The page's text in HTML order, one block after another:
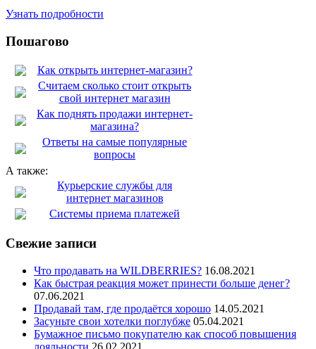
Узнать подробности
Пошагово
Как открыть интернет-магазин?
Считаем сколько стоит открыть
свой интернет магазин
Как поднять продажи интернет-
магазина?
Ответы на самые популярные
вопросы
А также:
Курьерские службы для
интернет магазинов
Системы приема платежей
Свежие записи
Что продавать на WILDBERRIES? 16.08.2021
Как быстрая реакция может принести больше денег?
07.06.2021
Продавай там, где продаётся хорошо 14.05.2021
Засуньте свои хотелки поглубже 05.04.2021
Бумажное письмо покупателю как способ повышения
лояльности 26.02.2021